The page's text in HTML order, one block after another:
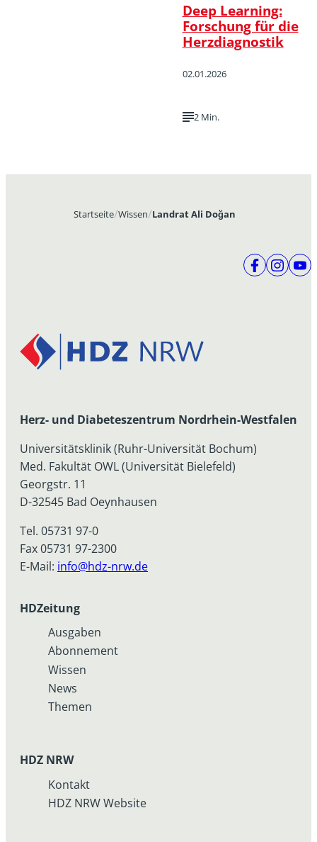
Deep Learning:
Forschung für die
Herzdiagnostik
02.01.2026
2 Min.
Startseite Wissen Landrat Ali Doğan
Herz- und Diabeteszentrum Nordrhein-Westfalen
Universitätsklinik (Ruhr-Universität Bochum)
Med. Fakultät OWL (Universität Bielefeld)
Georgstr. 11
D-32545 Bad Oeynhausen
Tel. 05731 97-0
Fax 05731 97-2300
E-Mail: info@hdz-nrw.de
HDZeitung
Ausgaben
Abonnement
Wissen
News
Themen
HDZ NRW
Kontakt
HDZ NRW Website